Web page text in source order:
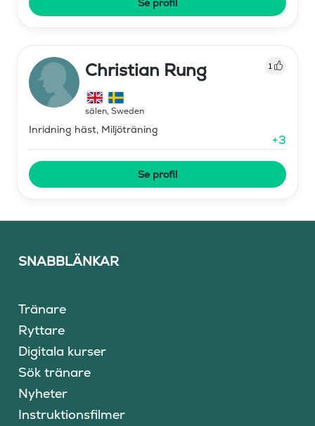
Christian Rung 1
sälen, Sweden
Inridning häst, Miljöträning
+3
Se profil
SNABBLÄNKAR
Tränare
Ryttare
Digitala kurser
Sök tränare
Nyheter
Instruktionsfilmer